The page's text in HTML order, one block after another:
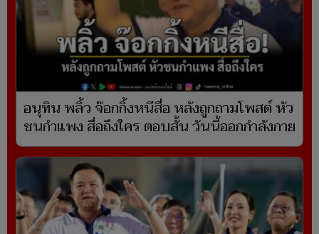
อนุทิน พลิ้ว จ๊อกกิ้งหนีสื่อ หลังถูกถามโพสต์ หัว
ชนกำแพง สื่อถึงใคร ตอบสั้น วันนี้ออกกำลังกาย